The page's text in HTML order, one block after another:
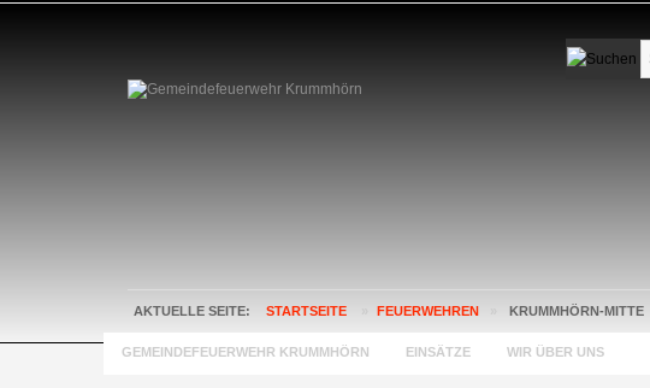
...
AKTUELLE SEITE: STARTSEITE FEUERWEHREN KRUMMHÖRN-MITTE
GEMEINDEFEUERWEHR KRUMMHÖRN EINSÄTZE WIR ÜBER UNS